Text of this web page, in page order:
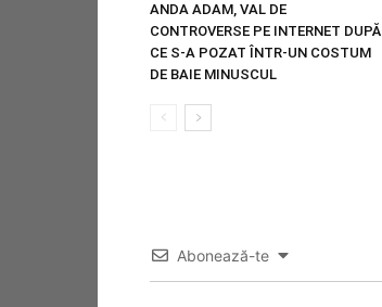
ANDA ADAM, VAL DE
CONTROVERSE PE INTERNET DUPĂ
CE S-A POZAT ÎNTR-UN COSTUM
DE BAIE MINUSCUL
Abonează-te